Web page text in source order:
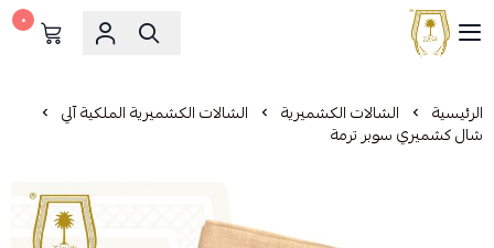
مشالح المهدي الملكية
٠
الرئيسية الشالات الكشميرية الشالات الكشميرية الملكية آلي
شال كشميري سوبر ترمة